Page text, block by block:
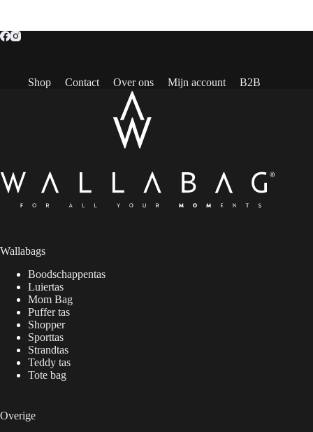
Shop Contact Over ons Mijn account B2B
Wallabags
Boodschappentas
Luiertas
Mom Bag
Puffer tas
Shopper
Sporttas
Strandtas
Teddy tas
Tote bag
Overige